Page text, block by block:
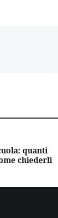
quanti
chiederli